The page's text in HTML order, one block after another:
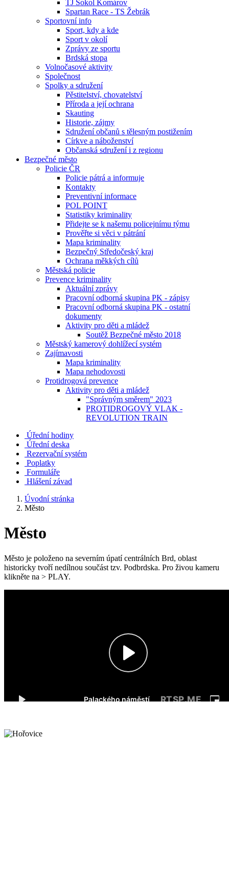
TJ Sokol Komárov
Spartan Race - TS Žebrák
Sportovní info
Sport, kdy a kde
Sport v okolí
Zprávy ze sportu
Brdská stopa
Volnočasové aktivity
Společnost
Spolky a sdružení
Pěstitelství, chovatelství
Příroda a její ochrana
Skauting
Historie, zájmy
Sdružení občanů s tělesným postižením
Církve a náboženství
Občanská sdružení i z regionu
Bezpečné město
Policie ČR
Policie pátrá a informuje
Kontakty
Preventivní informace
POL POINT
Statistiky kriminality
Přidejte se k našemu policejnímu týmu
Prověřte si věci v pátrání
Mapa kriminality
Bezpečný Středočeský kraj
Ochrana měkkých cílů
Městská policie
Prevence kriminality
Aktuální zprávy
Pracovní odborná skupina PK - zápisy
Pracovní odborná skupina PK - ostatní
dokumenty
Aktivity pro děti a mládež
Soutěž Bezpečné město 2018
Městský kamerový dohlížecí systém
Zajímavosti
Mapa kriminality
Mapa nehodovosti
Protidrogová prevence
Aktivity pro děti a mládež
"Správným směrem" 2023
PROTIDROGOVÝ VLAK -
REVOLUTION TRAIN
Úřední hodiny
Úřední deska
Rezervační systém
Poplatky
Formuláře
Hlášení závad
Úvodní stránka
Město
Město
Město je položeno na severním úpatí centrálních Brd, oblast
historicky tvoří nedílnou součást tzv. Podbrdska. Pro živou kameru
klikněte na > PLAY.